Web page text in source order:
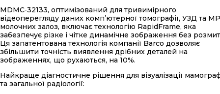
MDMC‑32133, оптимізований для тривимірного
відеоперегляду даних комп’ютерної томографії, УЗД та
молочних залоз, включає технологію RapidFrame, яка
забезпечує різке і чітке динамічне зображення без
Ця запатентована технологія компанії Barco дозволяє
збільшити точність виявлення дрібних деталей на
зображеннях, що рухаються, на 10%.
Найкраще діагностичне рішення для візуалізації
та загальної радіології: